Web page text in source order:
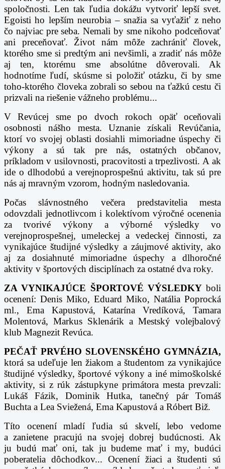
spoločnosti. Len tak ľudia dokážu vytvoriť lepší svet.
Egoisti ho lepším neurobia – snažia sa vyťažiť z neho
čo najviac pre seba. Nemali by sme nikoho podceňovať
ani preceňovať. Život nám môže zachrániť človek,
ktorého sme si predtým ani nevšimli, a zradiť nás môže
aj ten, ktorému sme absolútne dôverovali. Ak
hodnotíme ľudí, skúsme si položiť otázku, či by sme
toho-ktorého človeka zobrali so sebou na ťažkú cestu či
prizvali na riešenie vážneho problému...
V Revúcej sme po dvoch rokoch opäť oceňovali
osobnosti nášho mesta. Uznanie získali Revúčania,
ktorí vo svojej oblasti dosiahli mimoriadne úspechy či
výkony a sú tak pre nás, ostatných občanov,
príkladomv usilovnosti, pracovitosti a trpezlivosti. A ak
ide o dlhodobú a verejnoprospešnú aktivitu, tak sú pre
nás aj mravným vzorom, hodným nasledovania.
Počas slávnostného večera predstavitelia mesta
odovzdali jednotlivcom i kolektívom výročné ocenenia
zatvorivé výkony a výborné výsledky vo
verejnoprospešnej, umeleckej a vedeckej činnosti, za
vynikajúce študijné výsledky a záujmové aktivity, ako
aj za dosiahnuté mimoriadne úspechy a dlhoročné
aktivity v športových disciplínach za ostatné dva roky.
ZA VYNIKAJÚCE ŠPORTOVÉ VÝSLEDKYboli
ocenení: Denis Miko, Eduard Miko, Natália Poprocká
ml., Ema Kapustová, Katarína Vredíková, Tamara
Molentová, Markus Sklenárik a Mestský volejbalový
klub Magnezit Revúca.
PEČAŤ PRVÉHO SLOVENSKÉHO GYMNÁZIA,
ktorá sa udeľuje len žiakom a študentom za vynikajúce
študijné výsledky, športové výkony a iné mimoškolské
aktivity, si z rúk zástupkyne primátora mesta prevzali:
Lukáš Fázik, Dominik Hutka, tanečný pár Tomáš
Buchta a Lea Sviežená, Ema Kapustová a Róbert Biž.
Títo ocenení mladí ľudia sú skvelí, lebo vedome
a zanietene pracujú na svojej dobrej budúcnosti. Ak
ju budú mať oni, tak ju budeme mať i my, budúci
poberatelia dôchodkov... Ocenení žiaci a študenti sú